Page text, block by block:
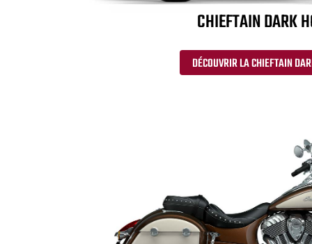
CHIEFTAIN DARK
DÉCOUVRIR LA CHIEFTAIN